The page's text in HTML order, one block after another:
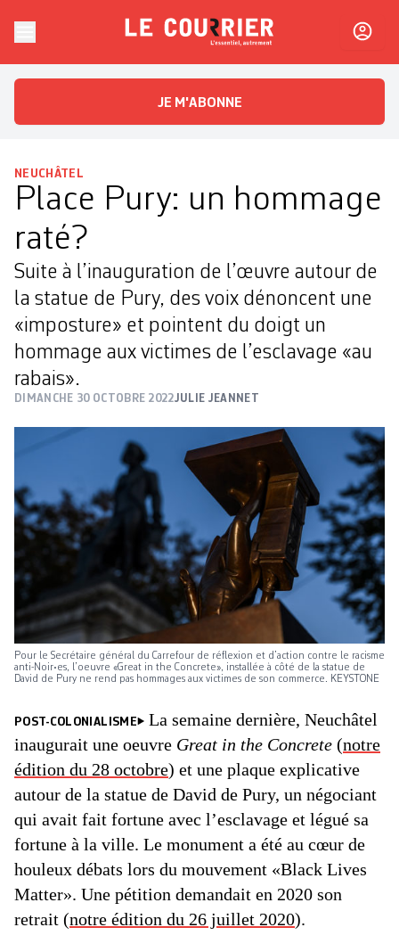
Le CourrierL'essentiel, autrement
JE M'ABONNE
NEUCHÂTEL
Place Pury: un hommage
raté?
Suite à l’inauguration de l’œuvre autour de
la statue de Pury, des voix dénoncent une
«imposture» et pointent du doigt un
hommage aux victimes de l’esclavage «au
rabais».
DIMANCHE 30 OCTOBRE 2022JULIE JEANNET
Pour le Secrétaire général du Carrefour de réflexion et d’action contre le racisme
anti-Noir•es, l’oeuvre «Great in the Concrete», installée à côté de la statue de
David de Pury ne rend pas hommages aux victimes de son commerce. KEYSTONE
POST-COLONIALISME
La semaine dernière, Neuchâtel
inaugurait une oeuvre Great in the Concrete (notre
édition du 28 octobre) et une plaque explicative
autour de la statue de David de Pury, un négociant
qui avait fait fortune avec l’esclavage et légué sa
fortune à la ville. Le monument a été au cœur de
houleux débats lors du mouvement «Black Lives
Matter». Une pétition demandait en 2020 son
retrait (notre édition du 26 juillet 2020).